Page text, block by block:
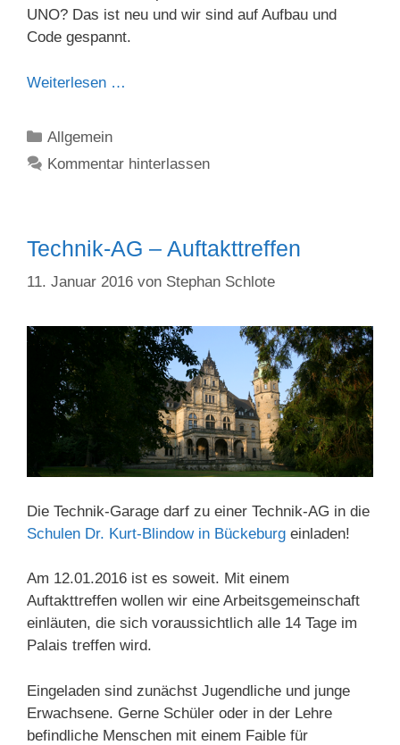
UNO? Das ist neu und wir sind auf Aufbau und
Code gespannt.
Weiterlesen …
Kategorien
Allgemein
Kommentar hinterlassen
Technik-AG – Auftakttreffen
11. Januar 2016 von Stephan Schlote
Die Technik-Garage darf zu einer Technik-AG in die
Schulen Dr. Kurt-Blindow in Bückeburg einladen!
Am 12.01.2016 ist es soweit. Mit einem
Auftakttreffen wollen wir eine Arbeitsgemeinschaft
einläuten, die sich voraussichtlich alle 14 Tage im
Palais treffen wird.
Eingeladen sind zunächst Jugendliche und junge
Erwachsene. Gerne Schüler oder in der Lehre
befindliche Menschen mit einem Faible für